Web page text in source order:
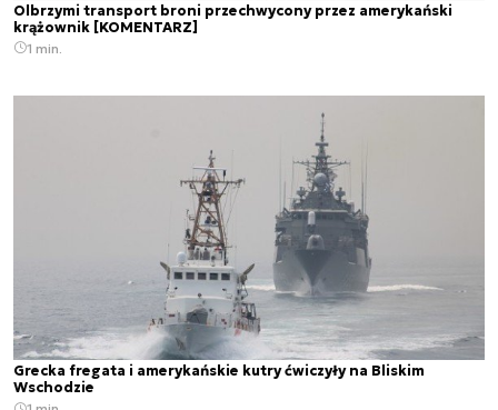
Olbrzymi transport broni przechwycony przez amerykański
krążownik [KOMENTARZ]
1 min.
Grecka fregata i amerykańskie kutry ćwiczyły na Bliskim
Wschodzie